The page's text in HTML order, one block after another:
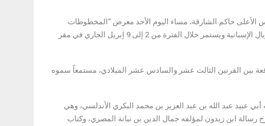
الأعلى حاكم الشارقة، مساء اليوم الأحد معرض “المخطوطات
العربية في الإسكوريال الإسبانية”، الذي تنظمه هيئة الشارقة للكتاب، بالتعاون مع مكتبة الإسكوريال الإسبانية ويستمر خلال الفترة من 2 إلى 9 إبريل الجاري في مقر
إلى الفترة الزمنية الواقعة بين القرنين الثالث عشر والسادس عشر الميلادي، مستمعاً سموه
عبيد عبد الله بن عبد العزيز بن محمد البكري الأندلسي، وهي
ابن زيدون لمؤلفه جمال الدين بن نباتة المصري، وكتاب